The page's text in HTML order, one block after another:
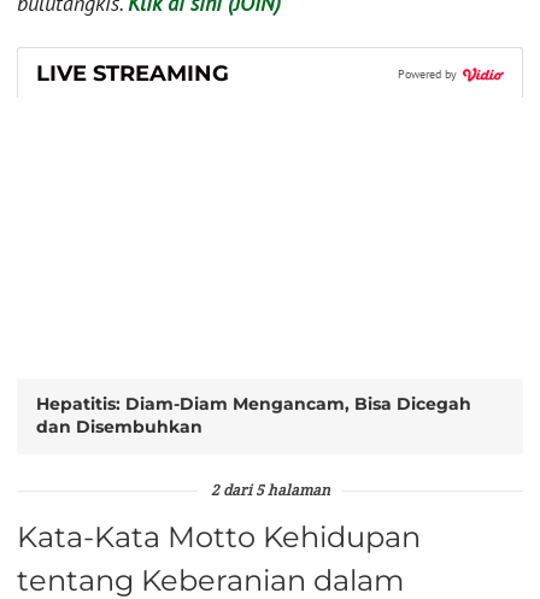
LIVE STREAMING Powered by
Hepatitis: Diam-Diam Mengancam, Bisa Dicegah
dan Disembuhkan
2 dari 5 halaman
Kata-Kata Motto Kehidupan
tentang Keberanian dalam